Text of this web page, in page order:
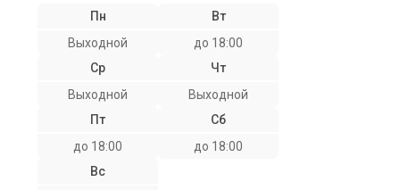
Пн
Выходной
Вт
до 18:00
Ср
Выходной
Чт
Выходной
Пт
до 18:00
Сб
до 18:00
Вс